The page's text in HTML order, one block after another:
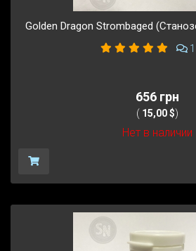
Golden Dragon Strombaged
1
656 грн
( 15,00 $)
Нет в наличии